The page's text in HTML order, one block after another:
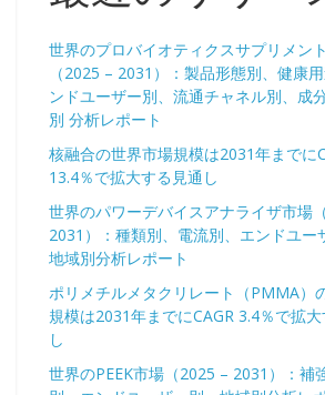
世界のプロバイオティクスサプリメン
（2025 – 2031）：製品形態別、健康
ンドユーザー別、流通チャネル別、成
別 分析レポート
核融合の世界市場規模は2031年までに
13.4％で拡大する見通し
世界のパワーデバイスアナライザ市場
2031）：種類別、電流別、エンドユー
地域別分析レポート
ポリメチルメタクリレート（PMMA）
規模は2031年までにCAGR 3.4％で拡
し
世界のPEEK市場（2025 – 2031）：補